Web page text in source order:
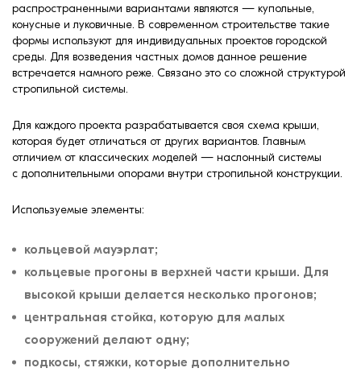
распространенными вариантами являются — купольные,
конусные и луковичные. В современном строительстве такие
формы используют для индивидуальных проектов городской
среды. Для возведения частных домов данное решение
встречается намного реже. Связано это со сложной структурой
стропильной системы.
Для каждого проекта разрабатывается своя схема крыши,
которая будет отличаться от других вариантов. Главным
отличием от классических моделей — наслонный системы
с дополнительными опорами внутри стропильной конструкции.
Используемые элементы:
кольцевой мауэрлат;
кольцевые прогоны в верхней части крыши. Для
высокой крыши делается несколько прогонов;
центральная стойка, которую для малых
сооружений делают одну;
подкосы, стяжки, которые дополнительно